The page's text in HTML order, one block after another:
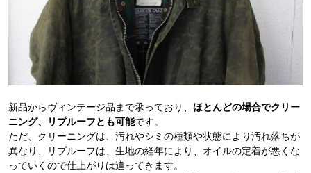
新品からヴィンテージ品まで承っており、 ほとんどの場合でクリー
ニング、リプルーフとも可能です。
ただ、クリーニングは、汚れやシミの種類や状態により汚れ落ちが
異なり、リプルーフは、生地の経年により、オイルの定着が悪くな
っていくので仕上がりは違ってきます。